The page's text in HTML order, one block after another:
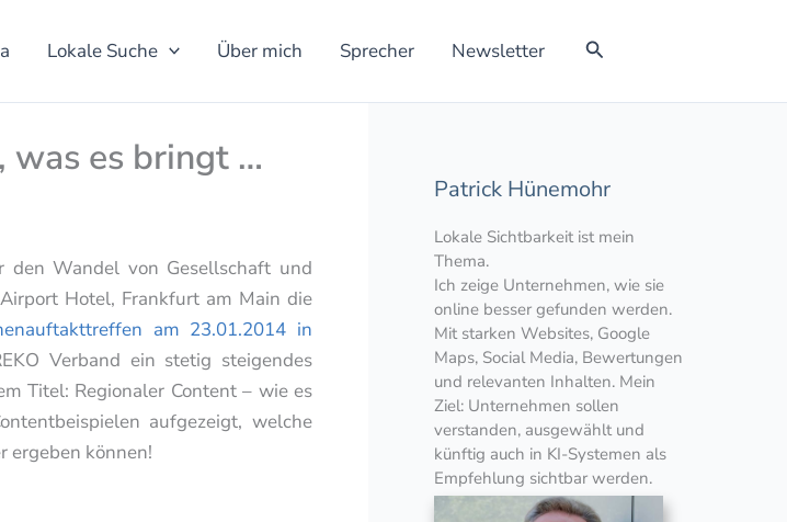
Lokale Suche Über mich Sprecher Newsletter Suchen
was es bringt …
Wandel von Gesellschaft und
Hotel, Frankfurt am Main die
am 23.01.2014 in
Verband ein stetig steigendes
Titel: Regionaler Content – wie es
aufgezeigt, welche
ergeben können!
Patrick Hünemohr
Lokale Sichtbarkeit ist mein
Thema.
Ich zeige Unternehmen, wie sie
online besser gefunden werden.
Mit starken Websites, Google
Maps, Social Media, Bewertungen
und relevanten Inhalten. Mein
Ziel: Unternehmen sollen
verstanden, ausgewählt und
künftig auch in KI-Systemen als
Empfehlung sichtbar werden.